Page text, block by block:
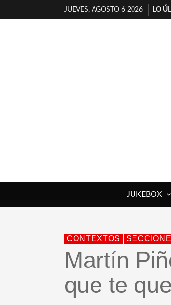
JUEVES, AGOSTO 6 2026
LO
JUKEBOX
CONTEXTOS
Martín
que te